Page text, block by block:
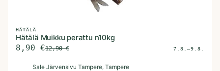
HÄTÄLÄ
Hätälä Muikku perattu n10kg
8,90 €12,90€ 7.8.–9.8.
Sale Järvensivu Tampere, Tampere